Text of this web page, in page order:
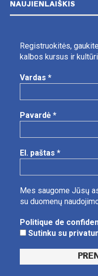
NAUJIENLAIŠKIS
Registruokitės,
kalbos kursus ir
Vardas *
Pavardė *
El. paštas *
Mes saugome Jūsų
su duomenų
Politique de
Sutinku su